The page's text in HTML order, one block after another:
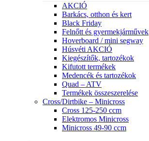
AKCIÓ
Barkács, otthon és kert
Black Friday
Felnőtt és gyermekjárművek
Hoverboard / mini segway
Húsvéti AKCIÓ
Kiegészítők, tartozékok
Kifutott termékek
Medencék és tartozékok
Quad – ATV
Termékek összeszerelése
Cross/Dirtbike – Minicross
Cross 125-250 ccm
Elektromos Minicross
Minicross 49-90 ccm